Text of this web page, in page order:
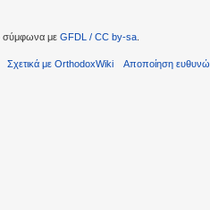
σύμφωνα με GFDL / CC by-sa
Σχετικά με OrthodoxWiki Αποποίηση